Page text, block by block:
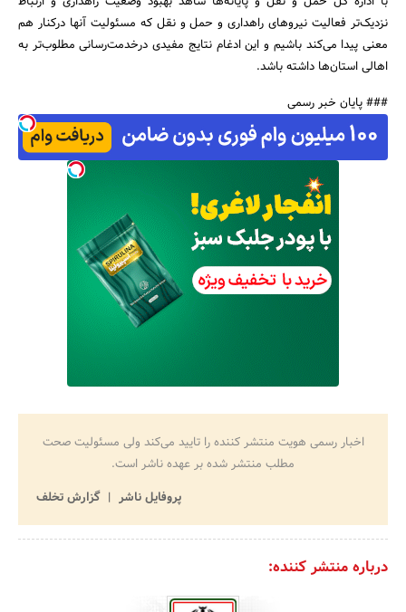
نزدیک‌تر فعالیت نیروهای راهداری و حمل و نقل که مسئولیت آنها درکنار هم
معنی پیدا می‌کند باشیم و این ادغام نتایج مفیدی درخدمت‌رسانی مطلوب‌تر به
اهالی استان‌ها داشته باشد.
### پایان خبر رسمی
اخبار رسمی هویت منتشر کننده را تایید می‌کند ولی مسئولیت صحت
مطلب منتشر شده بر عهده ناشر است.
پروفایل ناشر
گزارش تخلف
درباره منتشر کننده: